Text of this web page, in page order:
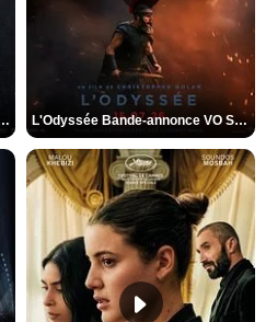
Day Bande-annonce VO STFR L'Odyssée Bande-annonce VO STFR